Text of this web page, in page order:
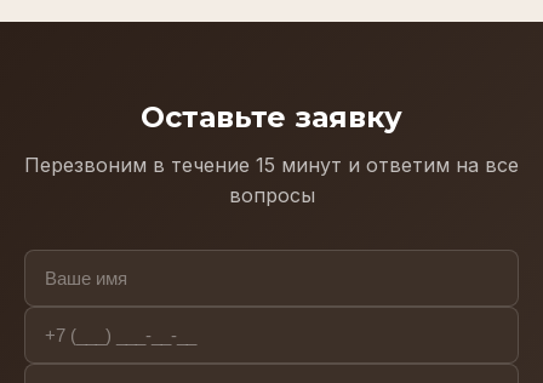
Оставьте заявку
Перезвоним в течение 15 минут и ответим на все
вопросы